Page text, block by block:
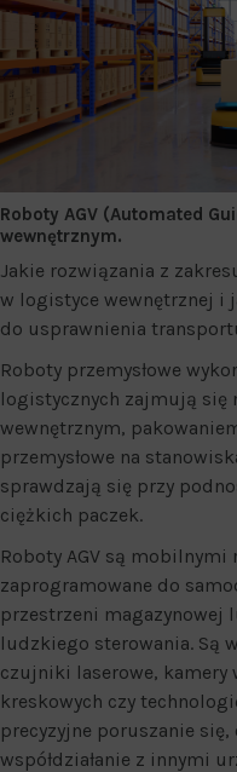
Roboty AGV (Automated
wewnętrznym.
Jakie rozwiązania z
w logistyce wewnętrznej i
do usprawnienia
Roboty przemysłowe
logistycznych zajmują się
wewnętrznym,
przemysłowe na
sprawdzają się przy
ciężkich paczek.
Roboty AGV są
zaprogramowane do
przestrzeni magazynowej
ludzkiego sterowania. Są
czujniki laserowe, kamery
kreskowych czy
precyzyjne poruszanie
współdziałanie z innymi